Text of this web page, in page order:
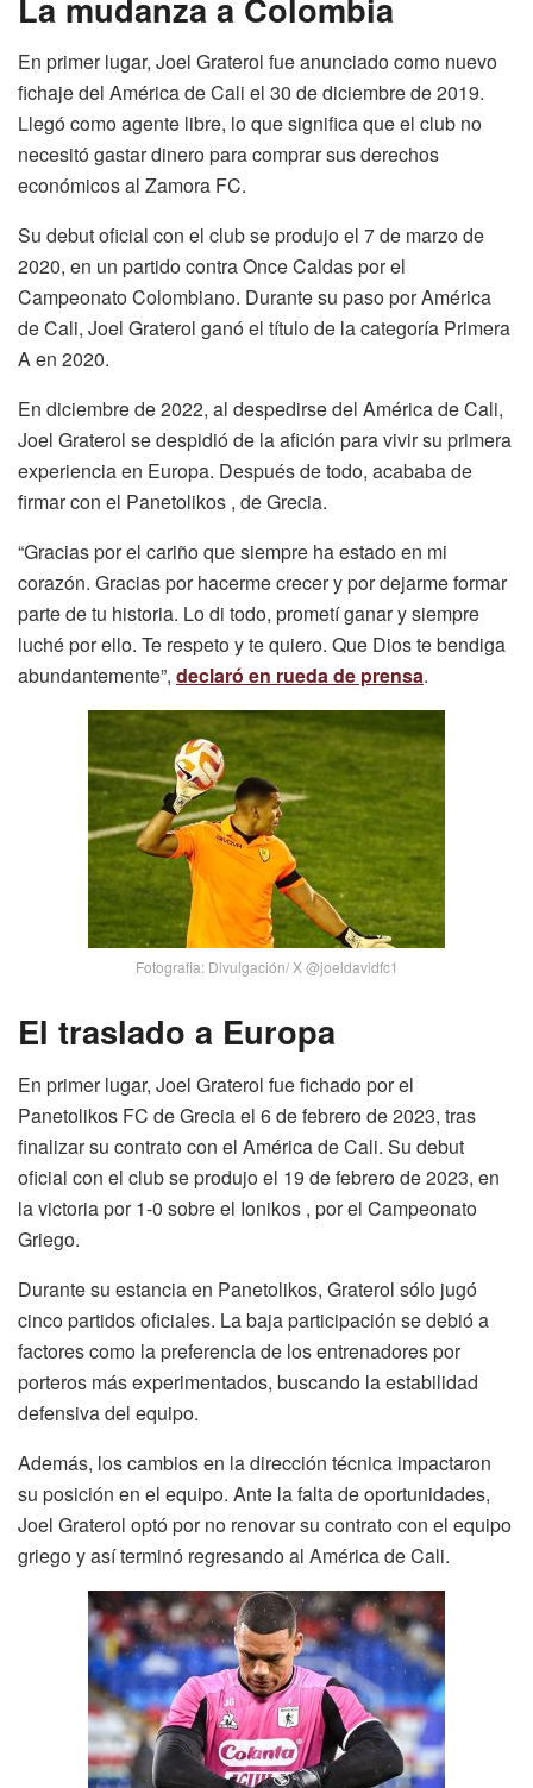
En primer lugar, Joel Graterol fue anunciado como nuevo
fichaje del América de Cali el 30 de diciembre de 2019.
Llegó como agente libre, lo que significa que el club no
necesitó gastar dinero para comprar sus derechos
económicos al Zamora FC.
Su debut oficial con el club se produjo el 7 de marzo de
2020, en un partido contra Once Caldas por el
Campeonato Colombiano. Durante su paso por América
de Cali, Joel Graterol ganó el título de la categoría Primera
A en 2020.
En diciembre de 2022, al despedirse del América de Cali,
Joel Graterol se despidió de la afición para vivir su primera
experiencia en Europa. Después de todo, acababa de
firmar con el Panetolikos , de Grecia.
“Gracias por el cariño que siempre ha estado en mi
corazón. Gracias por hacerme crecer y por dejarme formar
parte de tu historia. Lo di todo, prometí ganar y siempre
luché por ello. Te respeto y te quiero. Que Dios te bendiga
abundantemente”, declaró en rueda de prensa.
Fotografia: Divulgación/ X @joeldavidfc1
El traslado a Europa
En primer lugar, Joel Graterol fue fichado por el
Panetolikos FC de Grecia el 6 de febrero de 2023, tras
finalizar su contrato con el América de Cali. Su debut
oficial con el club se produjo el 19 de febrero de 2023, en
la victoria por 1-0 sobre el Ionikos , por el Campeonato
Griego.
Durante su estancia en Panetolikos, Graterol sólo jugó
cinco partidos oficiales. La baja participación se debió a
factores como la preferencia de los entrenadores por
porteros más experimentados, buscando la estabilidad
defensiva del equipo.
Además, los cambios en la dirección técnica impactaron
su posición en el equipo. Ante la falta de oportunidades,
Joel Graterol optó por no renovar su contrato con el equipo
griego y así terminó regresando al América de Cali.